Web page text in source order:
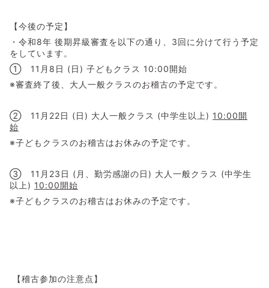
【今後の予定】
・令和8年 後期昇級審査を以下の通り、3回に分けて行う予定
をしています。
➀ 11月8日 (日) 子どもクラス 10:00開始
※審査終了後、大人一般クラスのお稽古の予定です。
➁ 11月22日 (日) 大人一般クラス (中学生以上) 10:00開
始
※子どもクラスのお稽古はお休みの予定です。
③ 11月23日 (月、勤労感謝の日) 大人一般クラス (中学生
以上) 10:00開始
※子どもクラスのお稽古はお休みの予定です。
【稽古参加の注意点】